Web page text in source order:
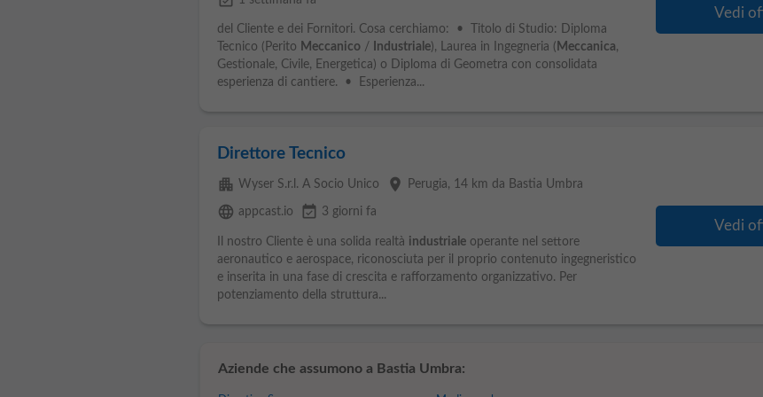
del Cliente e dei Fornitori. Cosa cerchiamo: • Titolo di Studio: Diploma
Tecnico (Perito Meccanico/ Industriale), Laurea in Ingegneria ( Meccanica,
Gestionale, Civile, Energetica) o Diploma di Geometra con consolidata
esperienza di cantiere. • Esperienza...
Vedi
Direttore Tecnico
apartment Wyser S.r.l. A Socio Unico place Perugia, 14 km da Bastia Umbra
language appcast.io event_available 3 giorni fa
Il nostro Cliente è una solida realtà industrialeoperante nel settore
aeronautico e aerospace, riconosciuta per il proprio contenuto ingegneristico
e inserita in una fase di crescita e rafforzamento organizzativo. Per
potenziamento della struttura...
Vedi
Aziende che assumono a Bastia Umbra: